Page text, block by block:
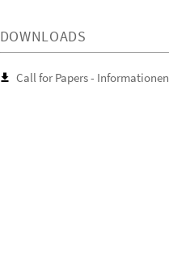
DOWNLOADS
Call for Papers - Informationen